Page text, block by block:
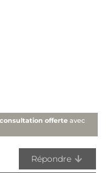
offerte avec
Répondre